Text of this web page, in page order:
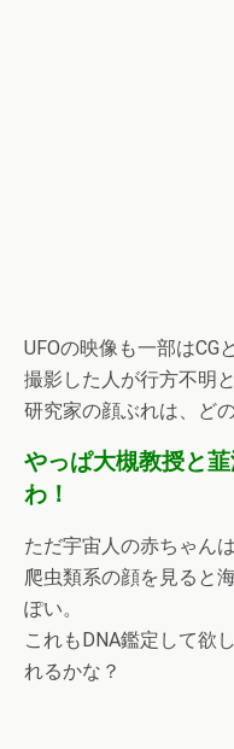
UFOの映像も一部はCG
撮影した人が行方不明
研究家の顔ぶれは、ど
やっぱ大槻教授と
わ！
ただ宇宙人の赤ちゃん
爬虫類系の顔を見ると
ぽい。
これもDNA鑑定して欲
れるかな？